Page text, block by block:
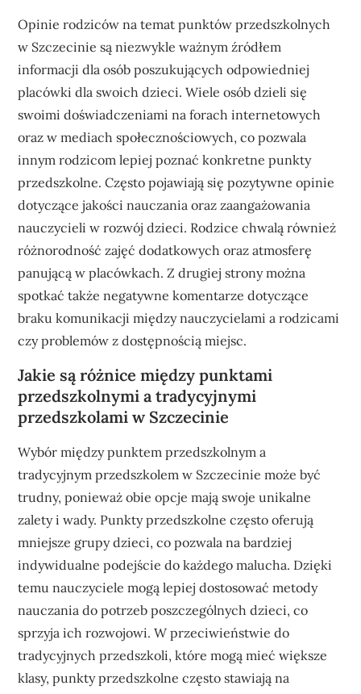
Opinie rodziców na temat punktów przedszkolnych
w Szczecinie są niezwykle ważnym źródłem
informacji dla osób poszukujących odpowiedniej
placówki dla swoich dzieci. Wiele osób dzieli się
swoimi doświadczeniami na forach internetowych
oraz w mediach społecznościowych, co pozwala
innym rodzicom lepiej poznać konkretne punkty
przedszkolne. Często pojawiają się pozytywne opinie
dotyczące jakości nauczania oraz zaangażowania
nauczycieli w rozwój dzieci. Rodzice chwalą również
różnorodność zajęć dodatkowych oraz atmosferę
panującą w placówkach. Z drugiej strony można
spotkać także negatywne komentarze dotyczące
braku komunikacji między nauczycielami a rodzicami
czy problemów z dostępnością miejsc.
Jakie są różnice między punktami
przedszkolnymi a tradycyjnymi
przedszkolami w Szczecinie
Wybór między punktem przedszkolnym a
tradycyjnym przedszkolem w Szczecinie może być
trudny, ponieważ obie opcje mają swoje unikalne
zalety i wady. Punkty przedszkolne często oferują
mniejsze grupy dzieci, co pozwala na bardziej
indywidualne podejście do każdego malucha. Dzięki
temu nauczyciele mogą lepiej dostosować metody
nauczania do potrzeb poszczególnych dzieci, co
sprzyja ich rozwojowi. W przeciwieństwie do
tradycyjnych przedszkoli, które mogą mieć większe
klasy, punkty przedszkolne często stawiają na